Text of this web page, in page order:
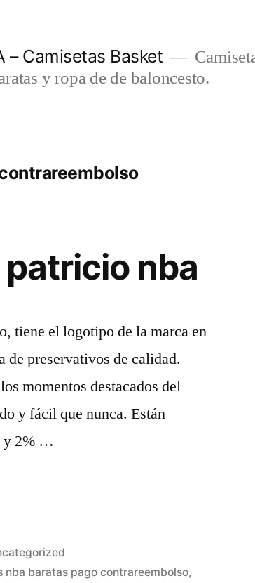
– Camisetas Basket
y ropa de de baloncesto.
nba
tiene el logotipo de la marca en
de preservativos de calidad.
momentos destacados del
y fácil que nunca. Están
y 2% …
nba baratas pago contrareembolso,